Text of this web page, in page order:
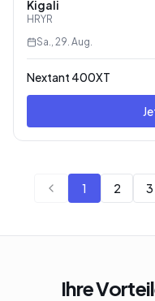
Kigali
HRYR
Sa., 29. Aug.
Nextant 400XT
1 2 3
Ihre